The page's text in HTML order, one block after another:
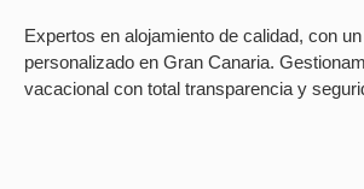
Expertos en alojamiento de calidad, con
personalizado en Gran Canaria.
vacacional con total transparencia y